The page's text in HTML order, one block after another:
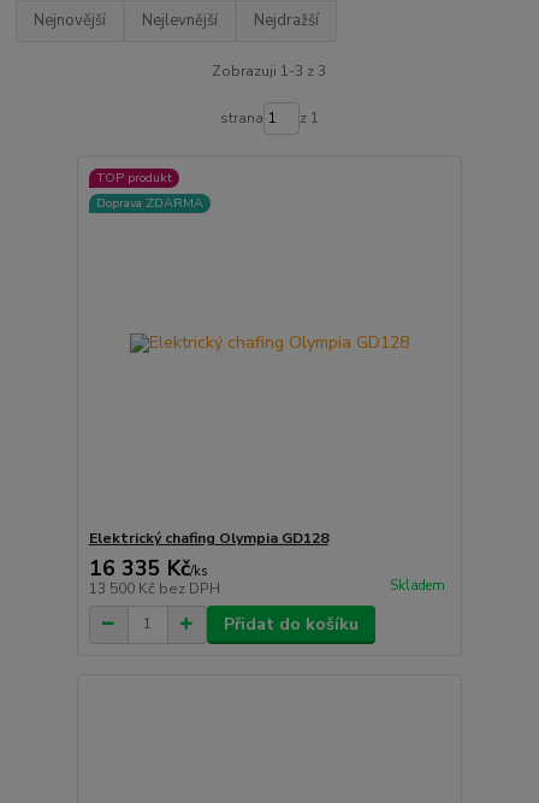
Nejnovější Nejlevnější Nejdražší
Zobrazuji 1-3 z 3
strana z 1
TOP produkt
Doprava ZDARMA
Elektrický chafing Olympia GD128
16 335 Kč/ks
13 500 Kč bez DPH Skladem
Přidat do košíku